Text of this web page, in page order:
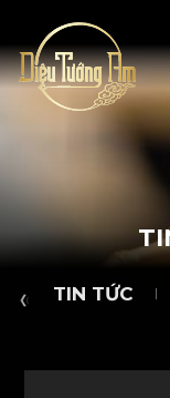
TIN TỨC
TI
TIN TỨC